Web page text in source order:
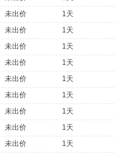
未出价
1天
未出价
1天
未出价
1天
未出价
1天
未出价
1天
未出价
1天
未出价
1天
未出价
1天
未出价
1天